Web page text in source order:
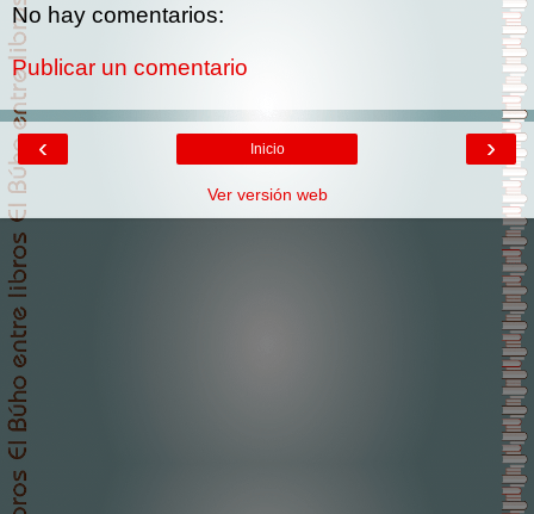
No hay comentarios:
Publicar un comentario
‹ ›
Inicio
Ver versión web